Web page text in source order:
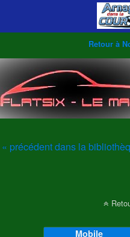
Retour à
« précédent dans la
Mobile